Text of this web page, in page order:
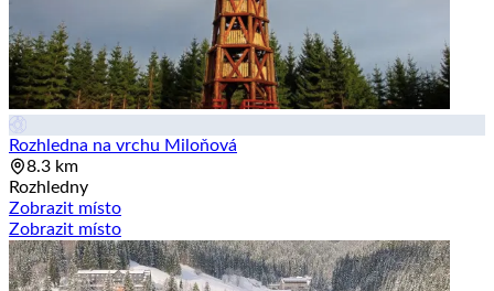
Rozhledna na vrchu Miloňová
8.3 km
Rozhledny
Zobrazit místo
Zobrazit místo